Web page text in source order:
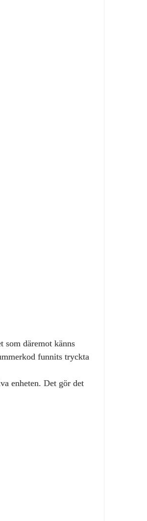
som däremot känns
funnits tryckta
enheten. Det gör det